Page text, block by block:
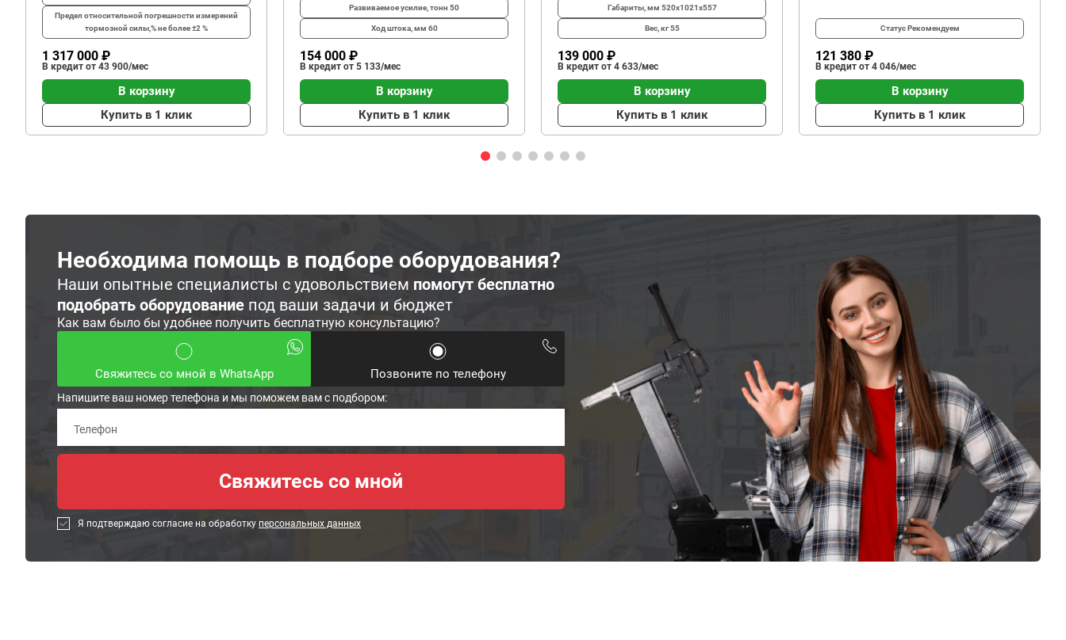
Предел относительной погрешности измерений
тормозной силы,%не более ±2 %
1 317 000 ₽
В кредит от 43 900/мес
В корзину
Купить в 1 клик
Развиваемое усилие, тонн 50
Ход штока, мм 60
154 000 ₽
В кредит от 5 133/мес
В корзину
Купить в 1 клик
Габариты, мм 520х1021х557
Вес, кг55
139 000 ₽
В кредит от 4 633/мес
В корзину
Купить в 1 клик
СтатусРекомендуем
121 380 ₽
В кредит от 4 046/мес
В корзину
Купить в 1 клик
Необходима помощь в подборе оборудования?
Наши опытные специалисты с удовольствием помогут бесплатно
подобрать оборудование под ваши задачи и бюджет
Как вам было бы удобнее получить бесплатную консультацию?
Свяжитесь со мной в WhatsApp Позвоните по телефону
Напишите ваш номер телефона и мы поможем вам с подбором:
Я подтверждаю согласие на обработку персональных данных